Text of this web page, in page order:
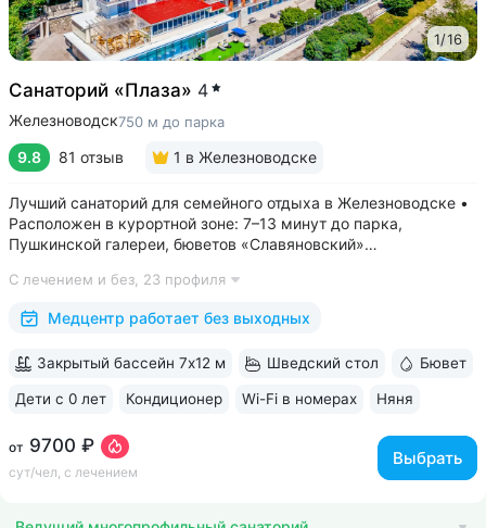
1/16
Санаторий «Плаза» 4
Железноводск750 м до парка
9.8 81 отзыв 1 в Железноводске
Лучший санаторий для семейного отдыха в Железноводске •
Расположен в курортной зоне: 7–13 минут до парка,
Пушкинской галереи, бюветов «Славяновский»
«Славяновская» • Все в одном здании: не нужно выходить
на улицу, чтобы получить лечение,...
С лечением и без, 23 профиля
Медцентр работает без выходных
от 9700 ₽
сут/чел, с лечением
Выбрать
Закрытый бассейн 7х12 м Шведский стол Бювет
Дети с 0 лет Кондиционер Wi-Fi в номерах Няня
ещё 6